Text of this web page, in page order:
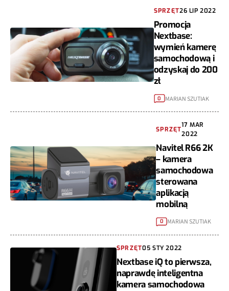
SPRZĘT26 LIP 2022
Promocja
Nextbase:
wymień kamerę
samochodową i
odzyskaj do 200
zł
0 MARIAN SZUTIAK
SPRZĘT
17 MAR
2022
Navitel R66 2K
– kamera
samochodowa
sterowana
aplikacją
mobilną
0 MARIAN SZUTIAK
SPRZĘT05 STY 2022
Nextbase iQ to pierwsza,
naprawdę inteligentna
kamera samochodowa